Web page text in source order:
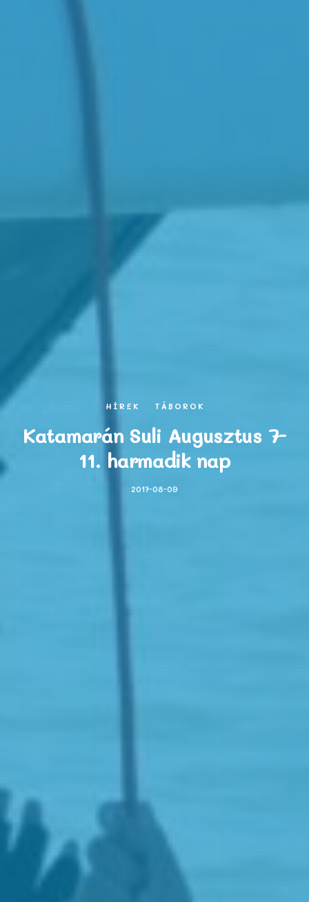
HÍREK TÁBOROK
Katamarán Suli Augusztus 7-
11. harmadik nap
2017-08-09